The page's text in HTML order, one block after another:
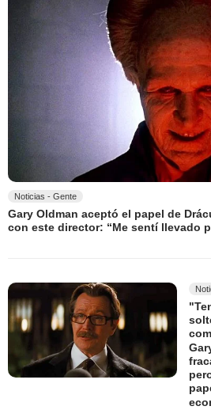
Noticias - Gente
Gary Oldman aceptó el papel de
con este director: “Me sentí llevado